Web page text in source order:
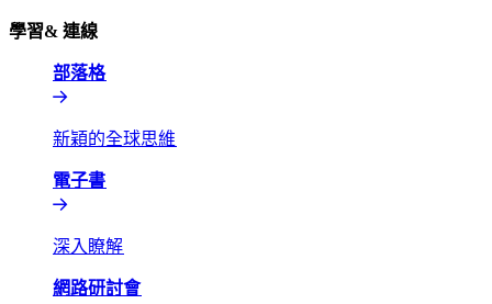
學習& 連線​​
部落格​​
新穎的全球思維​​
電子書​​
深入瞭解​​
網路研討會​​